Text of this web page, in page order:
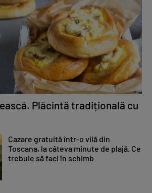
Plăcintă tradițională cu
Cazare gratuită într-o vilă din
Toscana, la câteva minute de plajă. Ce
trebuie să faci în schimb